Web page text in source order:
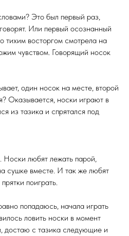
Это был первый раз,
Или первый осознанный
тихим восторгом смотрела на
чувством. Говорящий носок
один носок на месте, второй
Оказывается, носки играют в
из тазика и спрятался под
Носки любят лежать парой,
сушке вместе. И так же любят
поиграть.
попадаюсь, начала играть
ловить носки в момент
достаю с тазика следующие и